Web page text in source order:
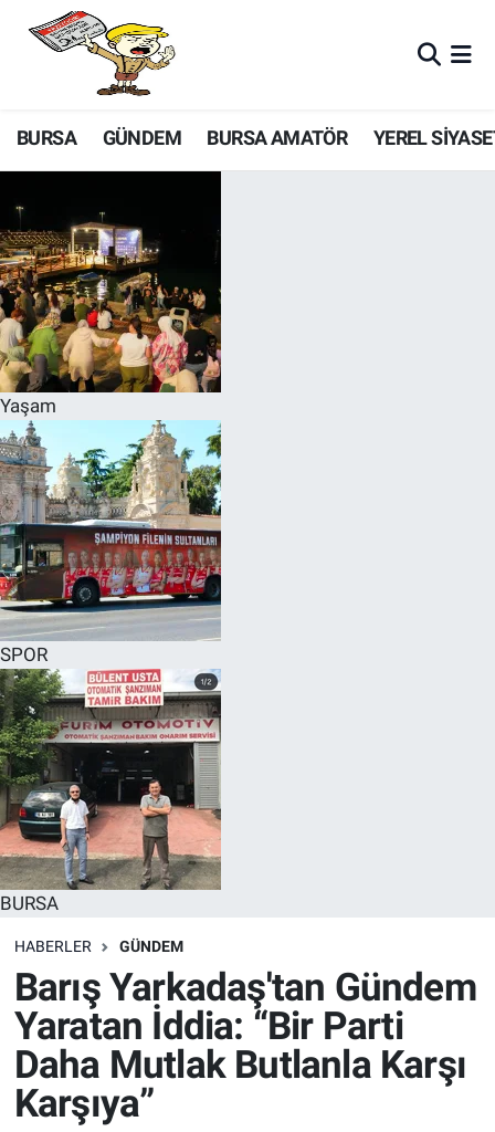
BURSA GÜNDEM BURSA AMATÖR YEREL
Yaşam
SPOR
BURSA
HABERLER GÜNDEM
Barış Yarkadaş'tan Gündem
Yaratan İddia: “Bir Parti
Daha Mutlak Butlanla Karşı
Karşıya”